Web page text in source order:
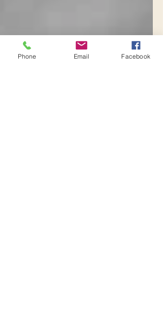
Phone Email Facebook